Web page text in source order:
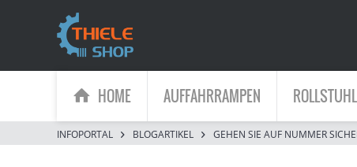
HOME AUFFAHRRAMPEN
INFOPORTAL BLOGARTIKEL GEHEN SIE AUF NUMMER